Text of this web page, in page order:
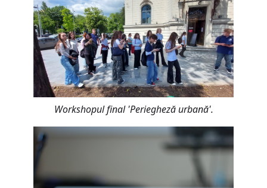
Workshopul final 'Periegheză urbană'.